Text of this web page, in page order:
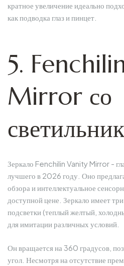
кратное увеличение идеально
как подводка глаз и пинцет.
5.
Mirror со
Зеркало Fenchilin Vanity Mirror -
лучшего в 2026 году. Оно
обзора и интеллектуальное
доступной цене. Зеркало имеет
подсветки (теплый желтый,
для имитации различных условий.
Он вращается на 360 градусов,
угол. Несмотря на отсутствие